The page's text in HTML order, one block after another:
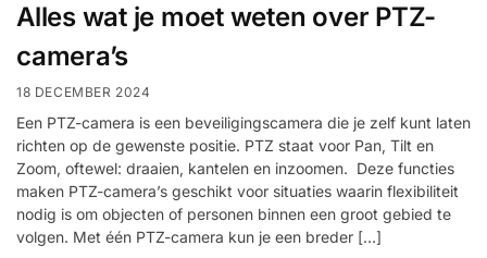
Alles wat je moet weten over PTZ-
camera’s
18 DECEMBER 2024
Een PTZ-camera is een beveiligingscamera die je zelf kunt laten
richten op de gewenste positie. PTZ staat voor Pan, Tilt en
Zoom, oftewel: draaien, kantelen en inzoomen. Deze functies
maken PTZ-camera’s geschikt voor situaties waarin flexibiliteit
nodig is om objecten of personen binnen een groot gebied te
volgen. Met één PTZ-camera kun je een breder […]